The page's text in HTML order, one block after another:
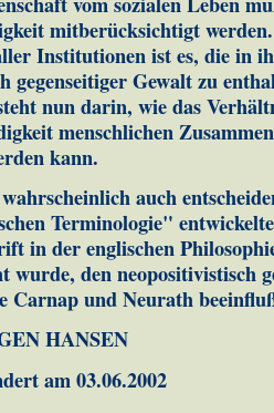
mitberücksichtigt
Institutionen ist es, die in
gegenseitiger Gewalt zu
nun darin, wie das
menschlichen
kann.
auch
Terminologie"
in der englischen
wurde, den neopositivistisch
Carnap und Neurath
HANSEN
am 03.06.2002